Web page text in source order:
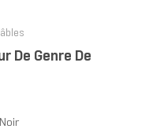
De Genre De